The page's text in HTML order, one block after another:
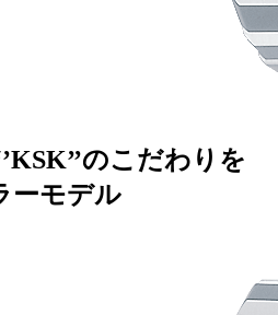
のこだわりを
ーモデル